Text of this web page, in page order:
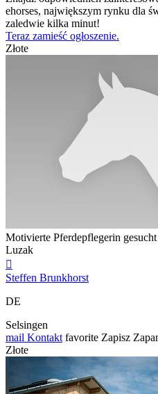
ehorses, największym rynku dla
zaledwie kilka minut!
Teraz zamieść ogłoszenie.
Złote
Motivierte Pferdepflegerin gesucht
Luzak

Steffen Brunkhorst
DE
Selsingen
mail Kontakt favorite Zapisz
Złote